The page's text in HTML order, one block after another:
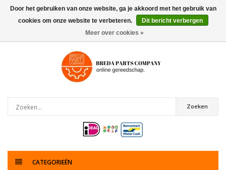
0artikelen
Zoeken
CATEGORIEËN
Door het gebruiken van onze website, ga je akkoord met het gebruik van
cookies om onze website te verbeteren.
Dit bericht verbergen
Meer over cookies »